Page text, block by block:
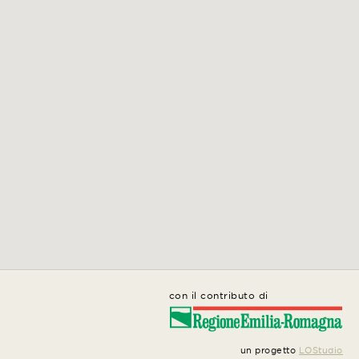
con il contributo di
un progetto LOStudio